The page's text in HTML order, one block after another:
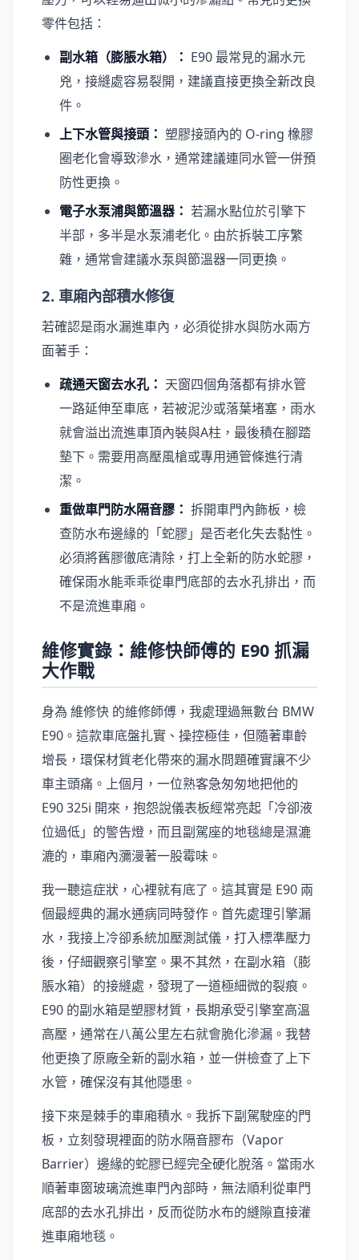
零件包括：
副水箱（膨脹水箱）： E90 最常見的漏水元
兇，接縫處容易裂開，建議直接更換全新改良
件。
上下水管與接頭： 塑膠接頭內的 O-ring 橡膠
圈老化會導致滲水，通常建議連同水管一併預
防性更換。
電子水泵浦與節溫器： 若漏水點位於引擎下
半部，多半是水泵浦老化。由於拆裝工序繁
雜，通常會建議水泵與節溫器一同更換。
2. 車廂內部積水修復
若確認是雨水漏進車內，必須從排水與防水兩方
面著手：
疏通天窗去水孔： 天窗四個角落都有排水管
一路延伸至車底，若被泥沙或落葉堵塞，雨水
就會溢出流進車頂內裝與A柱，最後積在腳踏
墊下。需要用高壓風槍或專用通管條進行清
潔。
重做車門防水隔音膠： 拆開車門內飾板，檢
查防水布邊緣的「蛇膠」是否老化失去黏性。
必須將舊膠徹底清除，打上全新的防水蛇膠，
確保雨水能乖乖從車門底部的去水孔排出，而
不是流進車廂。
維修實錄：維修快師傅的 E90 抓漏
大作戰
身為 維修快 的維修師傅，我處理過無數台 BMW
E90。這款車底盤扎實、操控極佳，但隨著車齡
增長，環保材質老化帶來的漏水問題確實讓不少
車主頭痛。上個月，一位熟客急匆匆地把他的
E90 325i 開來，抱怨說儀表板經常亮起「冷卻液
位過低」的警告燈，而且副駕座的地毯總是濕漉
漉的，車廂內瀰漫著一股霉味。
我一聽這症狀，心裡就有底了。這其實是 E90 兩
個最經典的漏水通病同時發作。首先處理引擎漏
水，我接上冷卻系統加壓測試儀，打入標準壓力
後，仔細觀察引擎室。果不其然，在副水箱（膨
脹水箱）的接縫處，發現了一道極細微的裂痕。
E90 的副水箱是塑膠材質，長期承受引擎室高溫
高壓，通常在八萬公里左右就會脆化滲漏。我替
他更換了原廠全新的副水箱，並一併檢查了上下
水管，確保沒有其他隱患。
接下來是棘手的車廂積水。我拆下副駕駛座的門
板，立刻發現裡面的防水隔音膠布（Vapor
Barrier）邊緣的蛇膠已經完全硬化脫落。當雨水
順著車窗玻璃流進車門內部時，無法順利從車門
底部的去水孔排出，反而從防水布的縫隙直接灌
進車廂地毯。